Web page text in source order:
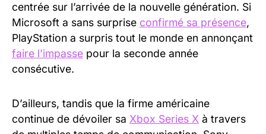
centrée sur l’arrivée de la nouvelle génération. Si
Microsoft a sans surprise confirmé sa présence,
PlayStation a surpris tout le monde en annonçant
faire l’impasse pour la seconde année
consécutive.
D’ailleurs, tandis que la firme américaine
continue de dévoiler sa Xbox Series X à travers